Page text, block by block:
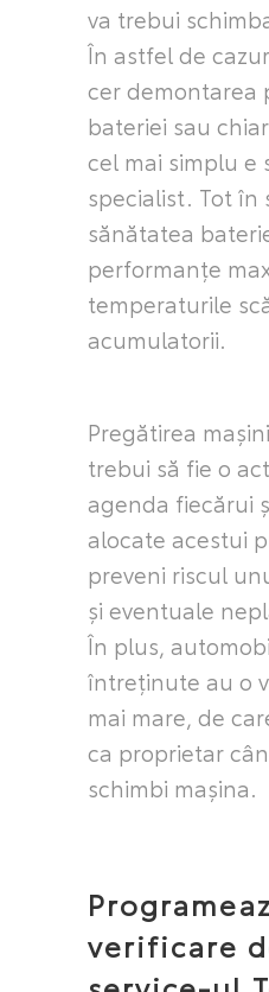
va trebui
În astfel de
cer demontarea
bateriei sau
cel mai simplu e
specialist. Tot în
sănătatea
performanțe
temperaturile
acumulatorii.
Pregătirea
trebui să fie o
agenda fiecărui
alocate acestui
preveni riscul
și eventuale
În plus,
întreținute au o
mai mare, de
ca proprietar
schimbi mașina.
verificare